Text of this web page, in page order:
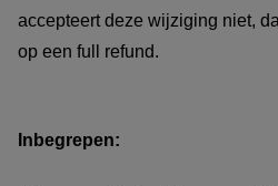
accepteert deze wijziging niet,
op een full refund.
Inbegrepen: